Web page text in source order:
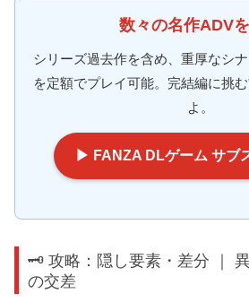
数々の名作ADV
シリーズ過去作を含め、重厚なシ
を定額でプレイ可能。完結編に挑
よ。
▶ FANZA DLゲーム サブ
🗝️ 攻略：隠し要素・差分 ｜
の交差